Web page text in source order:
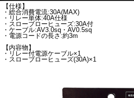
【仕様】
・総合消費電流:30A(MAX)
・リレー単体:40A仕様
・スローブローヒューズ:30A付
・ケーブル:AV3.0sq・AV0.5sq
・電源コードの長さ:約3m
【内容物】
・リレー付電源ケーブル×1
・スローブローヒューズ(30A)×1